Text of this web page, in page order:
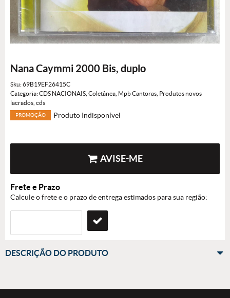
Nana Caymmi 2000 Bis, duplo
Sku:69B19EF26415C
Categoria:CDS NACIONAIS Coletânea Mpb Cantoras Produtos novos
lacrados cds
PROMOÇÃO Produto Indisponível
AVISE-ME
Frete e Prazo
Calcule o frete e o prazo de entrega estimados para sua região:
DESCRIÇÃO DO PRODUTO